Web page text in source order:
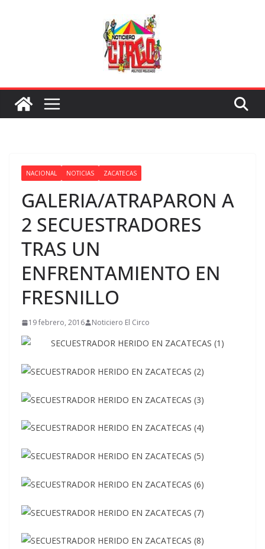
NACIONAL NOTICIAS ZACATECAS
GALERIA/ATRAPARON A
2 SECUESTRADORES
TRAS UN
ENFRENTAMIENTO EN
FRESNILLO
19 febrero, 2016 Noticiero El Circo